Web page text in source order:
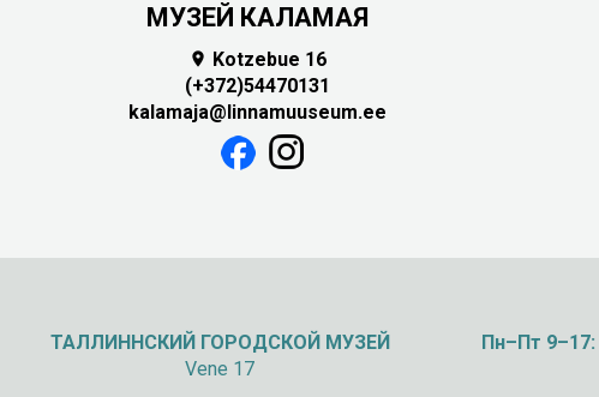
МУЗЕЙ КАЛАМАЯ
 Kotzebue 16
(+372)54470131
kalamaja@linnamuuseum.ee
ТАЛЛИННСКИЙ ГОРОДСКОЙ МУЗЕЙ
Vene 17
Пн–Пт 9–17: